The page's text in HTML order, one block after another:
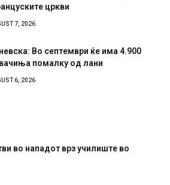
цркви
7, 2026
Во септември ќе има 4.900
помалку од лани
6, 2026
врз училиште во
СОЗИС: